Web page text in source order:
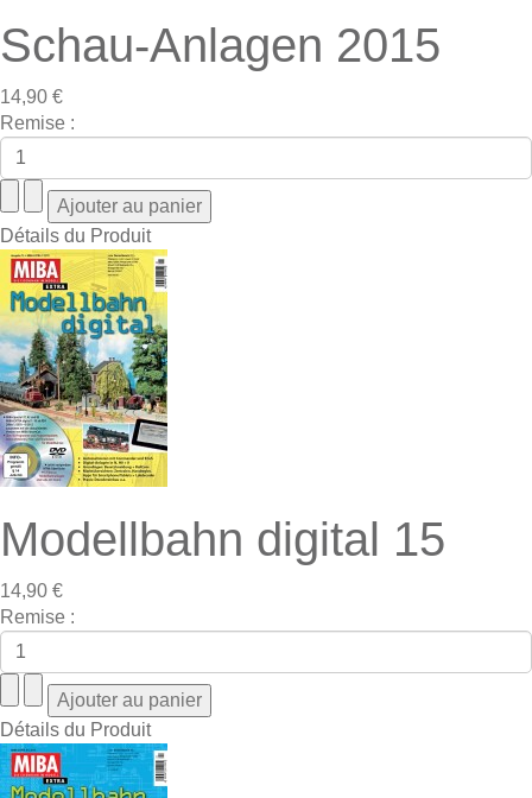
Schau-Anlagen 2015
14,90 €
Remise :
Détails du Produit
Modellbahn digital 15
14,90 €
Remise :
Détails du Produit